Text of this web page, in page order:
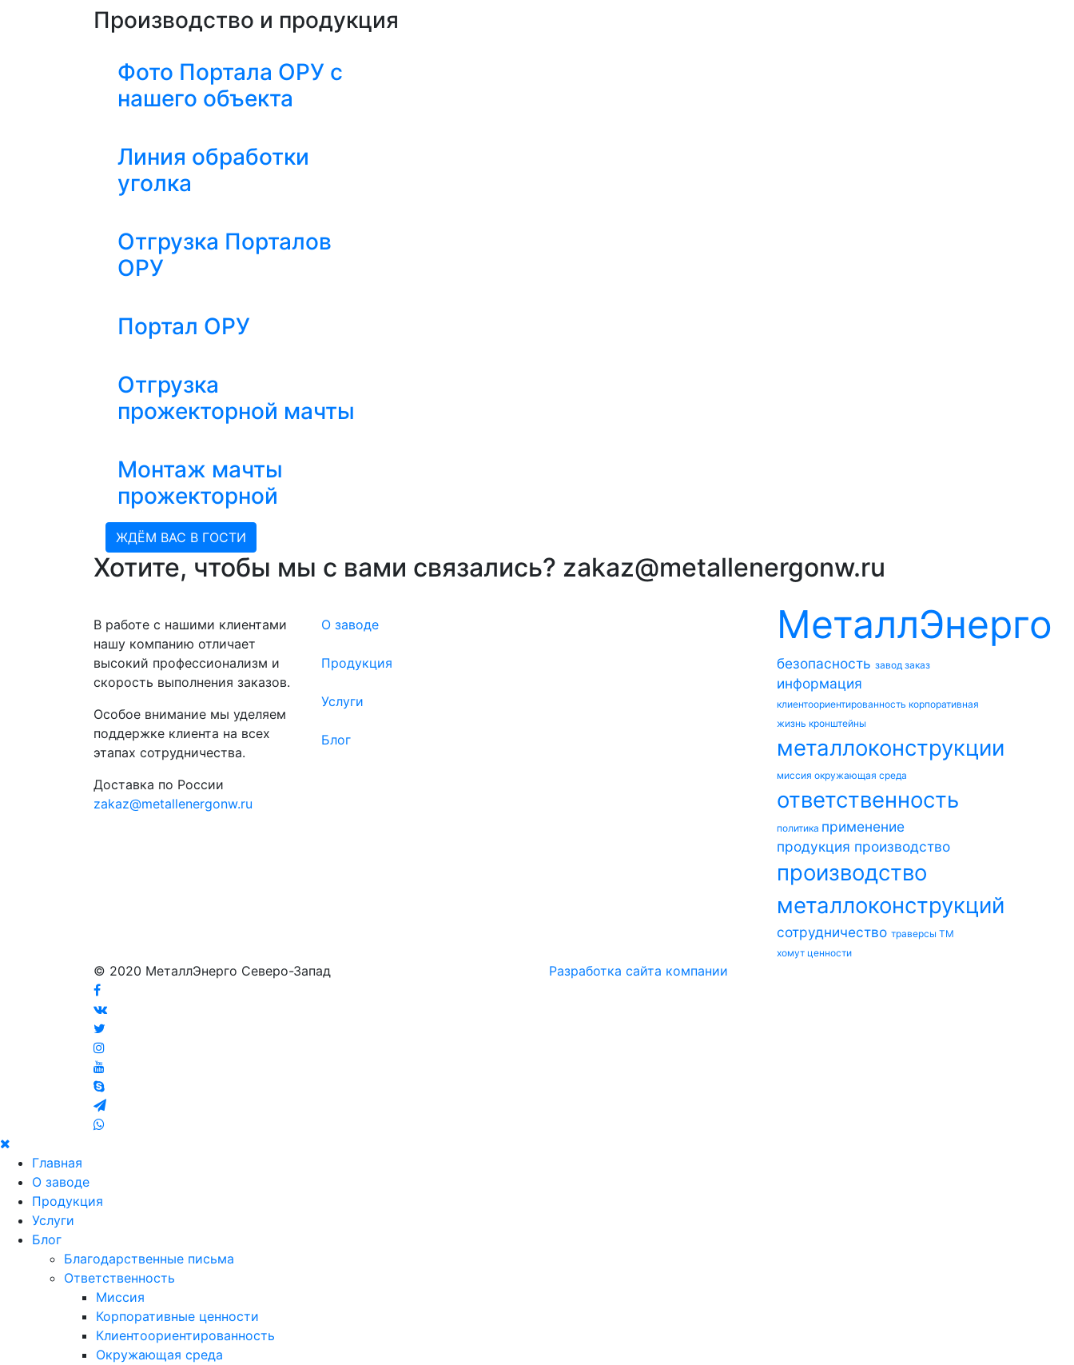
Производство и продукция
Фото Портала ОРУ с
нашего объекта
Линия обработки
уголка
Отгрузка Порталов
ОРУ
Портал ОРУ
Отгрузка
прожекторной мачты
Монтаж мачты
прожекторной
ЖДЁМ ВАС В ГОСТИ
Хотите, чтобы мы с вами связались? zakaz@metallenergonw.ru
В работе с нашими клиентами
нашу компанию отличает
высокий профессионализм и
скорость выполнения заказов.
Особое внимание мы уделяем
поддержке клиента на всех
этапах сотрудничества.
Доставка по России
zakaz@metallenergonw.ru
О заводе
Продукция
Услуги
Блог
МеталлЭнерго
безопасность завод заказ
информация
клиентоориентированность корпоративная
жизнь кронштейны
металлоконструкции
миссия окружающая среда
ответственность
политика применение
продукция производство
производство
металлоконструкций
сотрудничество траверсы ТМ
хомут ценности
© 2020 МеталлЭнерго Северо-Запад Разработка сайта компании
Главная
О заводе
Продукция
Услуги
Блог
Благодарственные письма
Ответственность
Миссия
Корпоративные ценности
Клиентоориентированность
Окружающая среда